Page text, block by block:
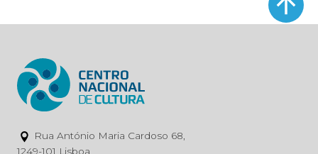
Rua António Maria Cardoso 68,
1249-101 Lisboa